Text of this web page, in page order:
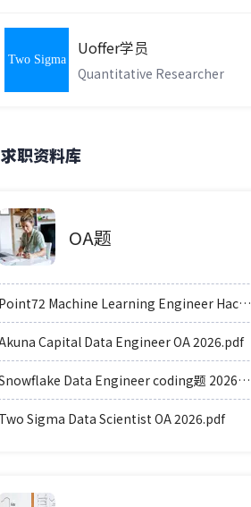
Two Sigma
Uoffer学员
Quantitative Researcher
求职资料库
OA题
Point72 Machine Learning Engineer Hackerrank OA 2026.pdf
Capital Data Engineer OA 2026.pdf
Snowflake Data Engineer coding题 2026.pdf
Sigma Data Scientist OA 2026.pdf